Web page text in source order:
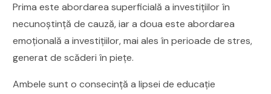
Prima este abordarea superficială a investițiilor în
necunoștință de cauză, iar a doua este abordarea
emoțională a investițiilor, mai ales în perioade de stres,
generat de scăderi în piețe.
Ambele sunt o consecință a lipsei de educație